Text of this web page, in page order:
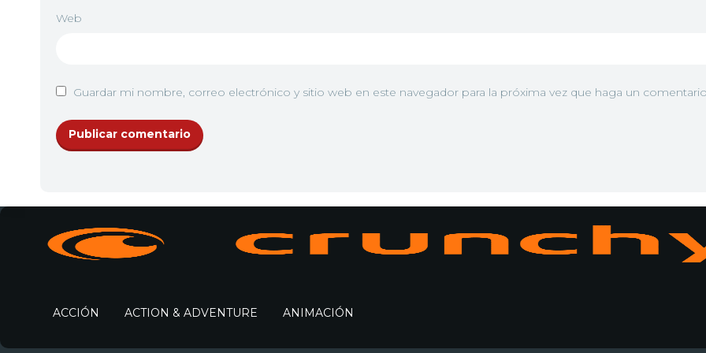
Web
Guardar mi nombre, correo electrónico y sitio web en este navegador para la próxima vez que haga un
ACCIÓN ACTION & ADVENTURE ANIMACIÓN